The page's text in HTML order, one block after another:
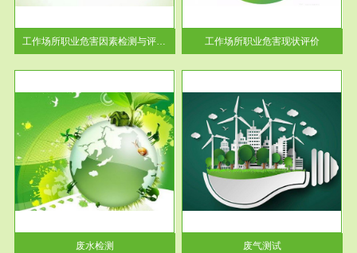
工作场所职业危害因素检测与评价...
-通过质谱分析等多种手段明确
工作场...
工作场所职业危害现状评价
废水检测
服务范围
废气测试
检测范围工业废气检测包括有机
废气和无机废气。有机废气主要
包括...
废气测试